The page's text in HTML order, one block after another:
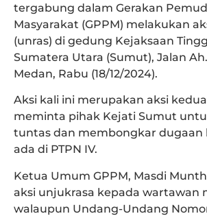
tergabung dalam Gerakan
Masyarakat (GPPM) melakukan
(unras) di gedung Kejaksaan
Sumatera Utara (Sumut), Jalan
Medan, Rabu (18/12/2024).
Aksi kali ini merupakan aksi
meminta pihak Kejati Sumut
tuntas dan membongkar dugaan
ada di PTPN IV.
Ketua Umum GPPM, Masdi
aksi unjukrasa kepada wartawan
walaupun Undang-Undang Nomor